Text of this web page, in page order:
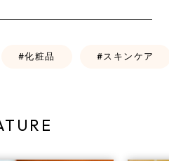
化粧品 スキンケア